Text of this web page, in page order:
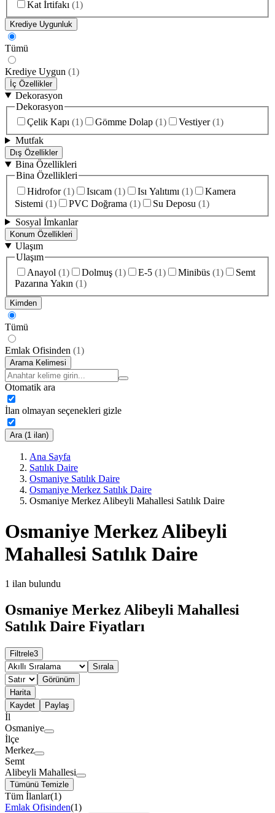
Kat İrtifakı (1)
Krediye Uygunluk
Tümü
Krediye Uygun (1)
İç Özellikler
Dekorasyon
Dekorasyon
Çelik Kapı (1) Gömme Dolap (1) Vestiyer (1)
Mutfak
Dış Özellikler
Bina Özellikleri
Bina Özellikleri
Hidrofor (1) Isıcam (1) Isı Yalıtımı (1)
Kamera
Sistemi (1) PVC Doğrama (1) Su Deposu (1)
Sosyal İmkanlar
Konum Özellikleri
Ulaşım
Ulaşım
Anayol (1) Dolmuş (1) E-5 (1) Minibüs (1)
Semt
Pazarına Yakın (1)
Kimden
Tümü
Emlak Ofisinden (1)
Arama Kelimesi
Otomatik ara
İlan olmayan seçenekleri gizle
Ara (1 ilan)
Ana Sayfa
Satılık Daire
Osmaniye Satılık Daire
Osmaniye Merkez Satılık Daire
Osmaniye Merkez Alibeyli Mahallesi Satılık Daire
Osmaniye Merkez Alibeyli
Mahallesi Satılık Daire
1 ilan bulundu
Osmaniye Merkez Alibeyli Mahallesi
Satılık Daire Fiyatları
Filtrele3
Sırala
Görünüm
Harita
Kaydet
Paylaş
İl
Osmaniye
İlçe
Merkez
Semt
Alibeyli Mahallesi
Tümünü Temizle
Tüm İlanlar(1)
Emlak Ofisinden(1)